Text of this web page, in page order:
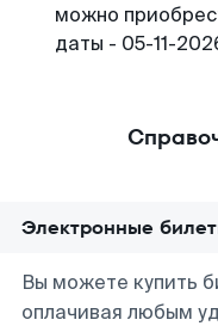
можно
даты - 05-11-
Электронные
Вы можете купить
оплачивая любым